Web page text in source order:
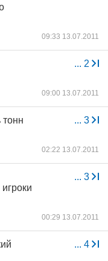
09:33 13.07.2011
... 2
09:00 13.07.2011
... 3
02:22 13.07.2011
... 3
00:29 13.07.2011
... 4